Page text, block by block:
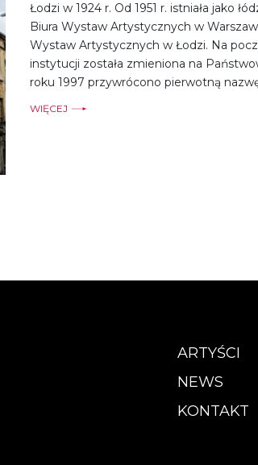
Łodzi w 1924 r. Od 1951 r. istniała jako
Biura Wystaw Artystycznych w
Wystaw Artystycznych w Łodzi. Na
instytucji została zmieniona na
roku 1997 przywrócono pierwotną
WIĘCEJ
ARTYŚCI
NEWS
KONTAKT